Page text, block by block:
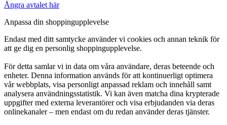
Ångra avtalet här
Anpassa din shoppingupplevelse
Endast med ditt samtycke använder vi cookies och annan teknik för
att ge dig en personlig shoppingupplevelse.
För detta samlar vi in data om våra användare, deras beteende och
enheter. Denna information används för att kontinuerligt optimera
vår webbplats, visa personligt anpassad reklam och innehåll samt
analysera användningsstatistik. Vi kan även matcha dina krypterade
uppgifter med externa leverantörer och visa erbjudanden via deras
onlinekanaler – men endast om du redan använder deras tjänster.